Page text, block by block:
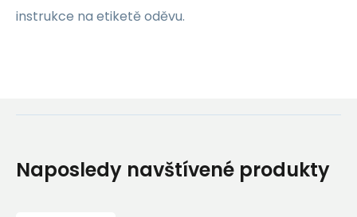
instrukce na etiketě oděvu.
Naposledy navštívené produkty